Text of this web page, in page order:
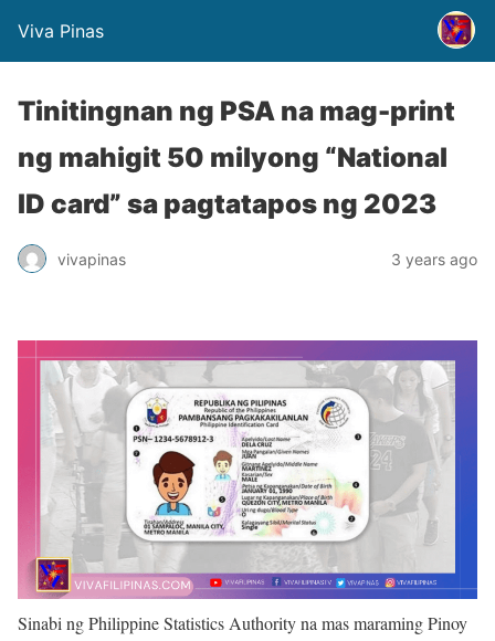
Viva Pinas
Tinitingnan ng PSA na mag-print
ng mahigit 50 milyong “National
ID card” sa pagtatapos ng 2023
vivapinas 3 years ago
Sinabi ng Philippine Statistics Authority na mas maraming Pinoy